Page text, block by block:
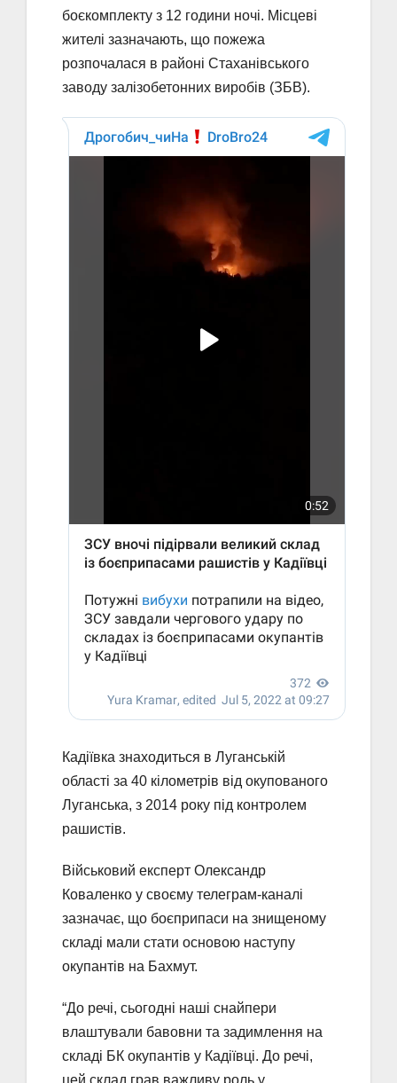
боєкомплекту з 12 години ночі. Місцеві
жителі зазначають, що пожежа
розпочалася в районі Стаханівського
заводу залізобетонних виробів (ЗБВ).
Кадіївка знаходиться в Луганській
області за 40 кілометрів від окупованого
Луганська, з 2014 року під контролем
рашистів.
Військовий експерт Олександр
Коваленко у своєму телеграм-каналі
зазначає, що боєприпаси на знищеному
складі мали стати основою наступу
окупантів на Бахмут.
“До речі, сьогодні наші снайпери
влаштували бавовни та задимлення на
складі БК окупантів у Кадіївці. До речі,
цей склад грав важливу роль у